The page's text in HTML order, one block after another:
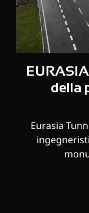
della
Eurasia